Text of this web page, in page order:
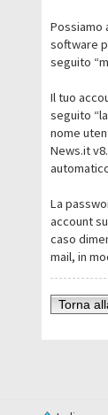
Possiamo
software
seguito
Il tuo
seguito
nome
News.it
La
account
caso
mail, in
Torna